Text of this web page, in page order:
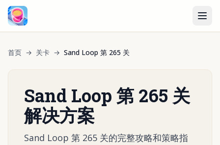
首页 → 关卡 → Sand Loop 第 265 关
Sand Loop 第 265 关
解决方案
Sand Loop 第 265 关的完整攻略和策略指